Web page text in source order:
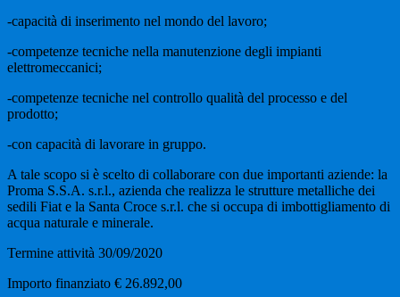
-capacità di inserimento nel mondo del lavoro;
-competenze tecniche nella manutenzione degli impianti
elettromeccanici;
-competenze tecniche nel controllo qualità del processo e del
prodotto;
-con capacità di lavorare in gruppo.
A tale scopo si è scelto di collaborare con due importanti aziende: la
Proma S.S.A. s.r.l., azienda che realizza le strutture metalliche dei
sedili Fiat e la Santa Croce s.r.l. che si occupa di imbottigliamento di
acqua naturale e minerale.
Termine attività 30/09/2020
Importo finanziato € 26.892,00